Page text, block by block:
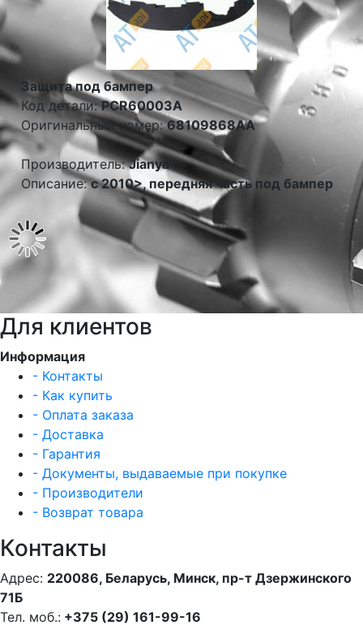
Защита под бампер
Код детали:PCR60003A
Оригинальный номер:68109868AA
Производитель:Jianya
Описание:c 2010>, передняя часть под бампер
Для клиентов
Информация
- Контакты
- Как купить
- Оплата заказа
- Доставка
- Гарантия
- Документы, выдаваемые при покупке
- Производители
- Возврат товара
Контакты
Адрес: 220086, Беларусь, Минск, пр-т Дзержинского
71Б
Тел. моб.: +375 (29) 161-99-16